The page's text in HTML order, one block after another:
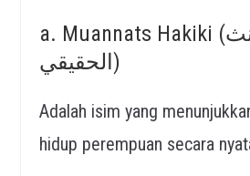
a. Muannats Hakiki (المؤنث
الحقيقي)
Adalah isim yang
hidup perempuan secara